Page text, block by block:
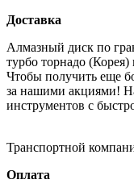
Доставка
Алмазный диск по
турбо торнадо
Чтобы получить еще
за нашими акциями!
инструментов с
Транспортной
Оплата